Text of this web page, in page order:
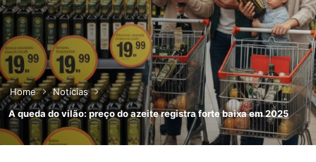
Home
Notícias
A queda do vilão: preço do azeite registra forte baixa em 2025